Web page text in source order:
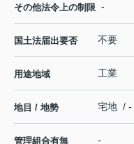
その他法令上の制限 -
国土法届出要否 不要
用途地域 工業
地目 / 地勢 宅地 / -
管理組合有無 -